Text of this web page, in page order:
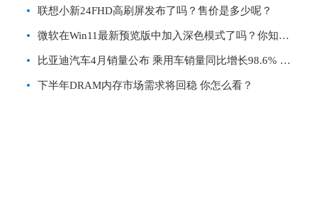
联想小新24FHD高刷屏发布了吗？售价是多少呢？
微软在Win11最新预览版中加入深色模式了吗？你知道
吗？
比亚迪汽车4月销量公布 乘用车销量同比增长98.6% 你
知道吗？
下半年DRAM内存市场需求将回稳 你怎么看？